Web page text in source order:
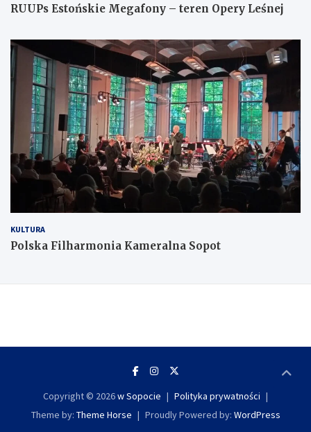
RUUPs Estońskie Megafony – teren Opery Leśnej
KULTURA
Polska Filharmonia Kameralna Sopot
Copyright © 2026w Sopocie
Polityka prywatności
Theme by: Theme Horse Proudly Powered by: WordPress